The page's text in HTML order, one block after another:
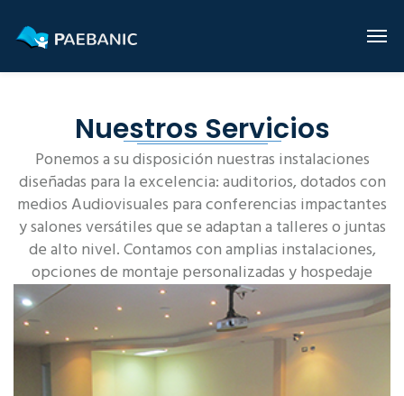
Nuestros Servicios
Ponemos a su disposición nuestras instalaciones
diseñadas para la excelencia: auditorios, dotados con
medios Audiovisuales para conferencias impactantes
y salones versátiles que se adaptan a talleres o juntas
de alto nivel. Contamos con amplias instalaciones,
opciones de montaje personalizadas y hospedaje